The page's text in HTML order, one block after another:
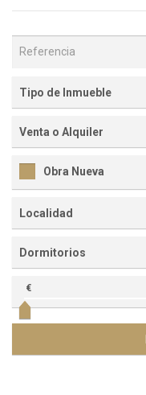
Tipo de Inmueble
Venta o Alquiler
Obra Nueva
Localidad
Dormitorios
€